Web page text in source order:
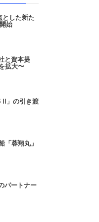
した新た
始
と資本提
拡大〜
II」の引き渡
「蓉翔丸」
パートナー